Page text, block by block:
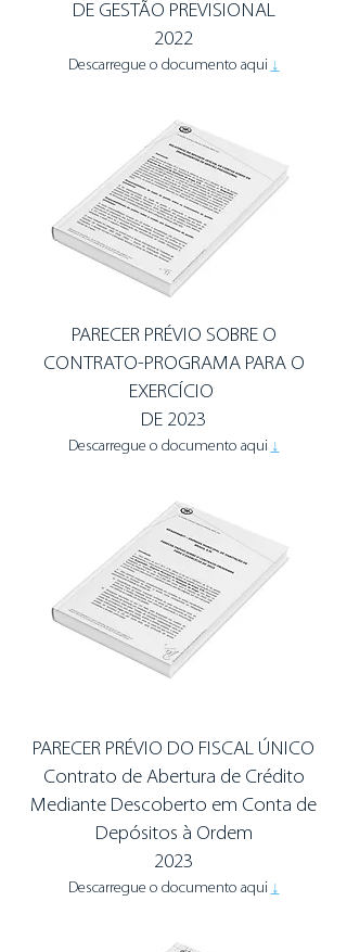
DE GESTÃO PREVISIONAL
2022
Descarregue o documento aqui ↓
PARECER PRÉVIO SOBRE O
CONTRATO-PROGRAMA PARA O
EXERCÍCIO
DE 2023
Descarregue o documento aqui ↓
PARECER PRÉVIO DO FISCAL ÚNICO
Contrato de Abertura de Crédito
Mediante Descoberto em Conta de
Depósitos à Ordem
2023
Descarregue o documento aqui ↓